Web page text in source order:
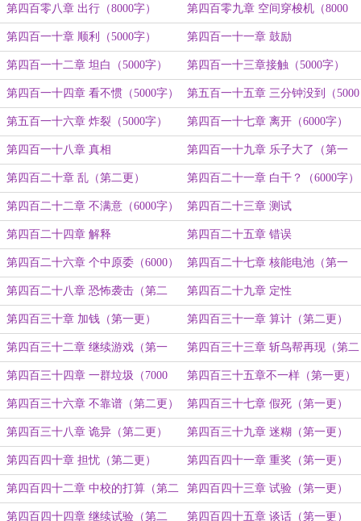
（8000字）
第四百零八章 出行（8000字） 第四百零九章 空间穿梭机（8000
字）
第四百一十章 顺利（5000字） 第四百一十一章 鼓励
第四百一十二章 坦白（5000字） 第四百一十三章接触（5000字）
第四百一十四章 看不惯（5000字） 第五百一十五章 三分钟没到（5000
字）
第五百一十六章 炸裂（5000字） 第四百一十七章 离开（6000字）
第四百一十八章 真相 第四百一十九章 乐子大了（第一
更）
第四百二十章 乱（第二更） 第四百二十一章 白干？（6000字）
第四百二十二章 不满意（6000字） 第四百二十三章 测试
第四百二十四章 解释 第四百二十五章 错误
第四百二十六章 个中原委（6000） 第四百二十七章 核能电池（第一
更）
第四百二十八章 恐怖袭击（第二
更）
第四百二十九章 定性
第四百三十章 加钱（第一更） 第四百三十一章 算计（第二更）
第四百三十二章 继续游戏（第一
更）
第四百三十三章 斩鸟帮再现（第二
更）
第四百三十四章 一群垃圾（7000
字）
第四百三十五章不一样（第一更）
第四百三十六章 不靠谱（第二更） 第四百三十七章 假死（第一更）
第四百三十八章 诡异（第二更） 第四百三十九章 迷糊（第一更）
第四百四十章 担忧（第二更） 第四百四十一章 重奖（第一更）
第四百四十二章 中校的打算（第二
更）
第四百四十三章 试验（第一更）
第四百四十四章 继续试验（第二 第四百四十五章 谈话（第一更）